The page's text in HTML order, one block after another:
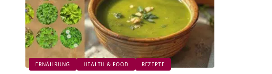
ERNÄHRUNG HEALTH & FOOD REZEPTE